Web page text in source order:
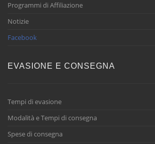
Programmi di Affiliazione
Notizie
Facebook
EVASIONE E CONSEGNA
Tempi di evasione
Modalità e Tempi di consegna
Spese di consegna